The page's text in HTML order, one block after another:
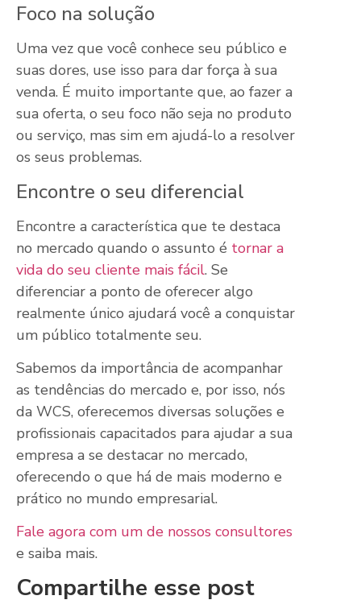
Foco na solução
Uma vez que você conhece seu público e
suas dores, use isso para dar força à sua
venda. É muito importante que, ao fazer a
sua oferta, o seu foco não seja no produto
ou serviço, mas sim em ajudá-lo a resolver
os seus problemas.
Encontre o seu diferencial
Encontre a característica que te destaca
no mercado quando o assunto é tornar a
vida do seu cliente mais fácil. Se
diferenciar a ponto de oferecer algo
realmente único ajudará você a conquistar
um público totalmente seu.
Sabemos da importância de acompanhar
as tendências do mercado e, por isso, nós
da WCS, oferecemos diversas soluções e
profissionais capacitados para ajudar a sua
empresa a se destacar no mercado,
oferecendo o que há de mais moderno e
prático no mundo empresarial.
Fale agora com um de nossos consultores
e saiba mais.
Compartilhe esse post